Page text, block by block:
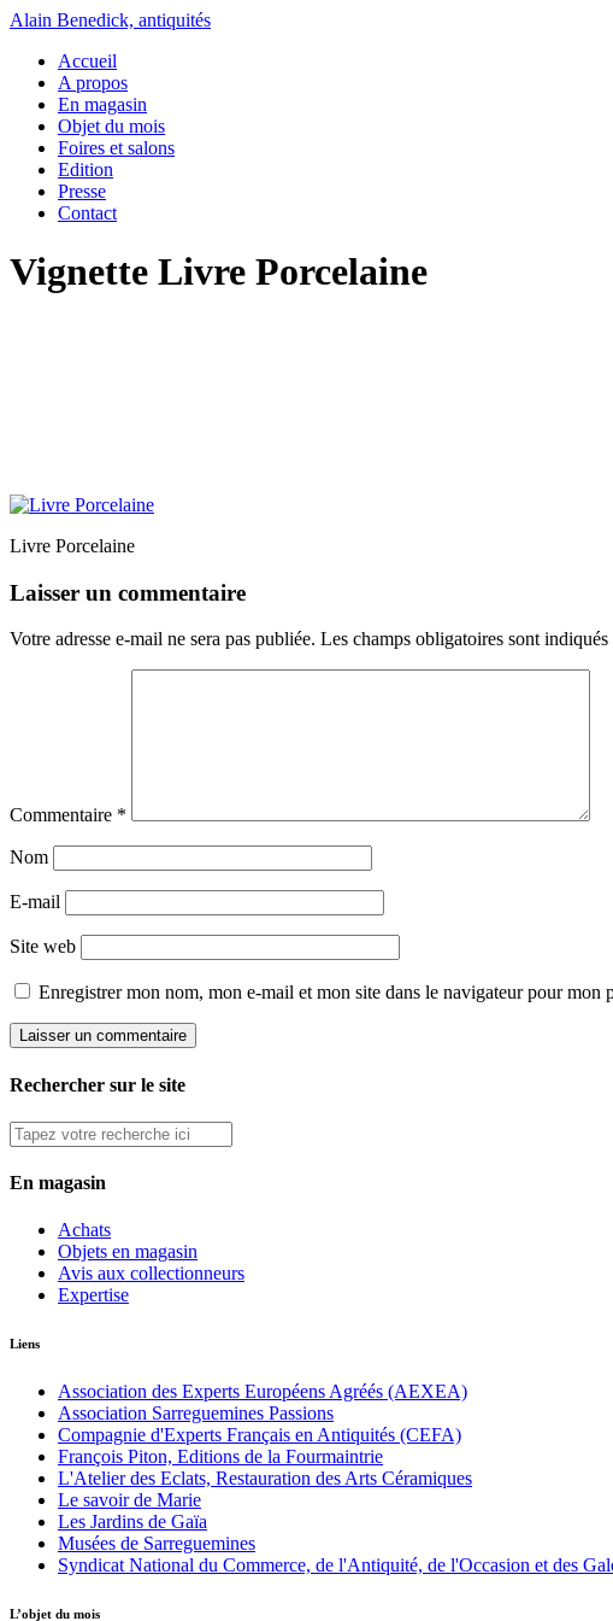
Alain Benedick, antiquités
Accueil
A propos
En magasin
Objet du mois
Foires et salons
Edition
Presse
Contact
Vignette Livre Porcelaine
Livre Porcelaine
Laisser un commentaire
Votre adresse e-mail ne sera pas publiée. Les champs obligatoires sont indiqués
Commentaire *
Nom
E-mail
Site web
Enregistrer mon nom, mon e-mail et mon site dans le navigateur pour mon
Rechercher sur le site
En magasin
Achats
Objets en magasin
Avis aux collectionneurs
Expertise
Liens
Association des Experts Européens Agréés (AEXEA)
Association Sarreguemines Passions
Compagnie d'Experts Français en Antiquités (CEFA)
François Piton, Editions de la Fourmaintrie
L'Atelier des Eclats, Restauration des Arts Céramiques
Le savoir de Marie
Les Jardins de Gaïa
Musées de Sarreguemines
Syndicat National du Commerce, de l'Antiquité, de l'Occasion et des
L’objet du mois